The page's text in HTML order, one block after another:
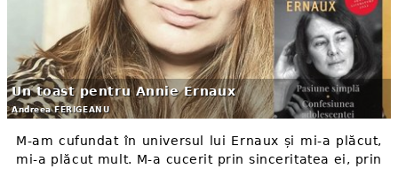
Un toast pentru Annie Ernaux
Andreea FERIGEANU
M-am cufundat în universul lui Ernaux și mi-a plăcut,
mi-a plăcut mult. M-a cucerit prin sinceritatea ei, prin